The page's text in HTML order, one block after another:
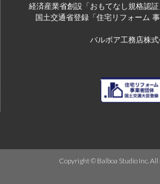
経済産業省創設「おもてなし規格認
国土交通省登録「住宅リフォーム
バルボア工務店株
Copyright © Balboa Studio Inc. All